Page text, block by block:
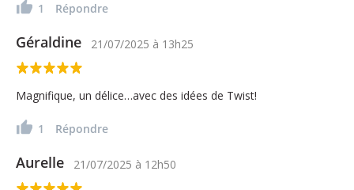
1 Répondre
Géraldine 21/07/2025 à 13h25
Magnifique, un délice…avec des idées de Twist!
1 Répondre
Aurelle 21/07/2025 à 12h50